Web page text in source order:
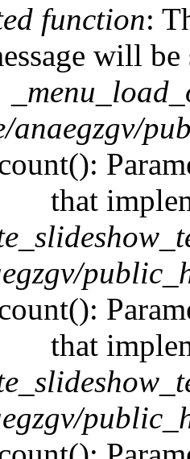
function:
will
anaegzgv/
that
that